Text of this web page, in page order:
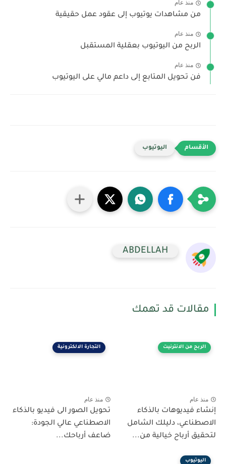
منذ عام
من مشاهدات يوتيوب إلى عقود عمل حقيقية
منذ عام
الربح من اليوتيوب بعقلية المستقبل
منذ عام
فن تحويل المتابع إلى داعم مالي على اليوتيوب
اليوتيوب
ABDELLAH
مقالات قد تهمك
الربح من الانترنيت
منذ عام
إنشاء فيديوهات بالذكاء
الاصطناعي، دليلك الشامل
لتحقيق أرباح خيالية من...
التجارة الالكترونية
منذ عام
تحويل الصور الى فيديو بالذكاء
الاصطناعي عالي الجودة:
ضاعف أرباحك...
اليوتيوب